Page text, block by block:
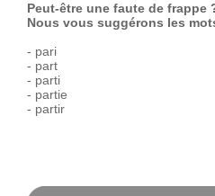
Peut-être une faute de frappe
Nous vous suggérons les
- pari
- part
- parti
- partie
- partir